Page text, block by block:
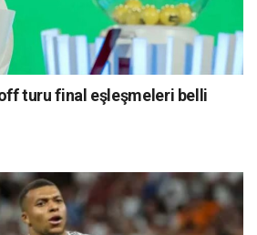
turu final eşleşmeleri belli